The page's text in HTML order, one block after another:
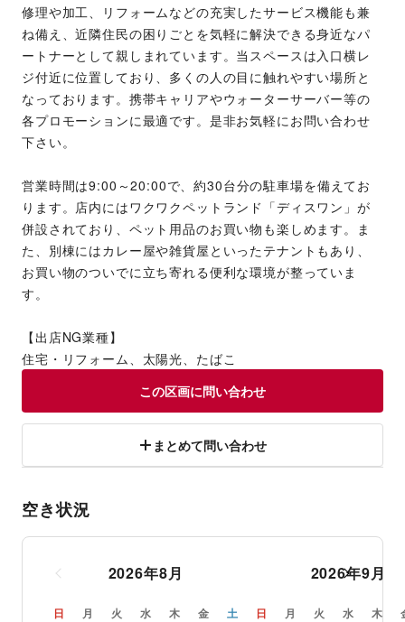
修理や加工、リフォームなどの充実したサービス機能も兼
ね備え、近隣住民の困りごとを気軽に解決できる身近なパ
ートナーとして親しまれています。当スペースは入口横レ
ジ付近に位置しており、多くの人の目に触れやすい場所と
なっております。携帯キャリアやウォーターサーバー等の
各プロモーションに最適です。是非お気軽にお問い合わせ
下さい。
営業時間は9:00～20:00で、約30台分の駐車場を備えてお
ります。店内にはワクワクペットランド「ディスワン」が
併設されており、ペット用品のお買い物も楽しめます。ま
た、別棟にはカレー屋や雑貨屋といったテナントもあり、
お買い物のついでに立ち寄れる便利な環境が整っていま
す。
【出店NG業種】
住宅・リフォーム、太陽光、たばこ
この区画に問い合わせ
まとめて問い合わせ
空き状況
2026年8月
日 月 火 水 木 金 土
2026年9月
日 月 火 水 木